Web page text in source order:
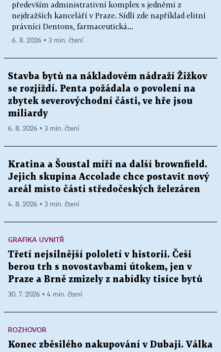
především administrativní komplex s jedněmi z
nejdražších kanceláří v Praze. Sídlí zde například elitní
právníci Dentons, farmaceutická...
6. 8. 2026 ▪ 3 min. čtení
Stavba bytů na nákladovém nádraží Žižkov
se rozjíždí. Penta požádala o povolení na
zbytek severovýchodní části, ve hře jsou
miliardy
6. 8. 2026 ▪ 3 min. čtení
Kratina a Šoustal míří na další brownfield.
Jejich skupina Accolade chce postavit nový
areál místo části středočeských železáren
4. 8. 2026 ▪ 3 min. čtení
GRAFIKA UVNITŘ
Třetí nejsilnější pololetí v historii. Češi
berou trh s novostavbami útokem, jen v
Praze a Brně zmizely z nabídky tisíce bytů
30. 7. 2026 ▪ 4 min. čtení
ROZHOVOR
Konec zběsilého nakupování v Dubaji. Válka